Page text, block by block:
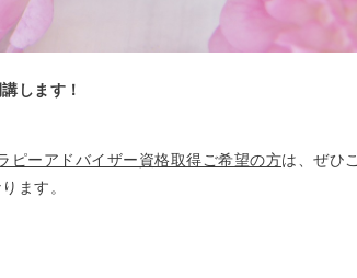
します！
ピーアドバイザー資格取得ご希望の方は、ぜひこ
ます。